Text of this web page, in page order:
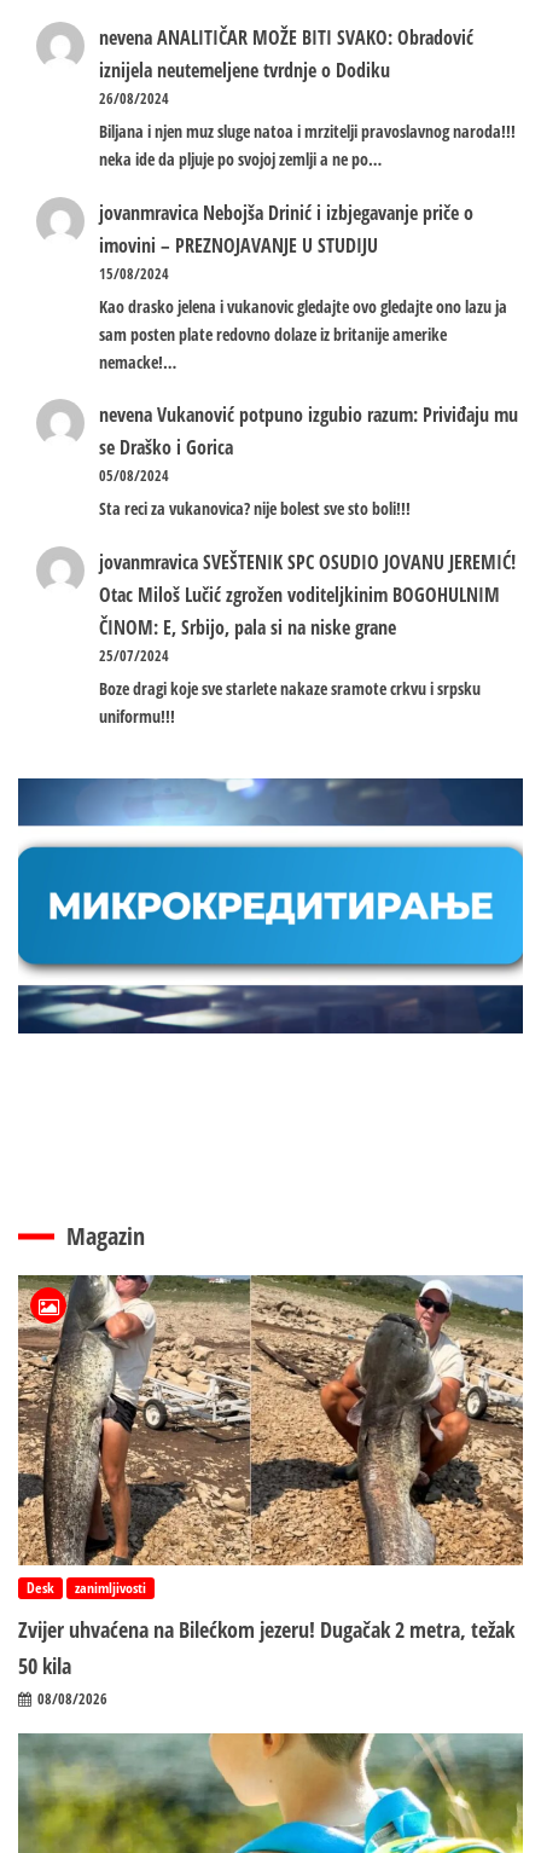
nevenaANALITIČAR MOŽE BITI SVAKO: Obradović
iznijela neutemeljene tvrdnje o Dodiku
26/08/2024
Biljana i njen muz sluge natoa i mrzitelji pravoslavnog naroda!!!
neka ide da pljuje po svojoj zemlji a ne po…
jovanmravica Nebojša Drinić i izbjegavanje priče o
imovini – PREZNOJAVANJE U STUDIJU
15/08/2024
Kao drasko jelena i vukanovic gledajte ovo gledajte ono lazu ja
sam posten plate redovno dolaze iz britanije amerike
nemacke!…
nevenaVukanović potpuno izgubio razum: Priviđaju mu
se Draško i Gorica
05/08/2024
Sta reci za vukanovica? nije bolest sve sto boli!!!
jovanmravicaSVEŠTENIK SPC OSUDIO JOVANU JEREMIĆ!
Otac Miloš Lučić zgrožen voditeljkinim BOGOHULNIM
ČINOM: E, Srbijo, pala si na niske grane
25/07/2024
Boze dragi koje sve starlete nakaze sramote crkvu i srpsku
uniformu!!!
Magazin
Desk zanimljivosti
Zvijer uhvaćena na Bilećkom jezeru! Dugačak 2 metra, težak
50 kila
08/08/2026